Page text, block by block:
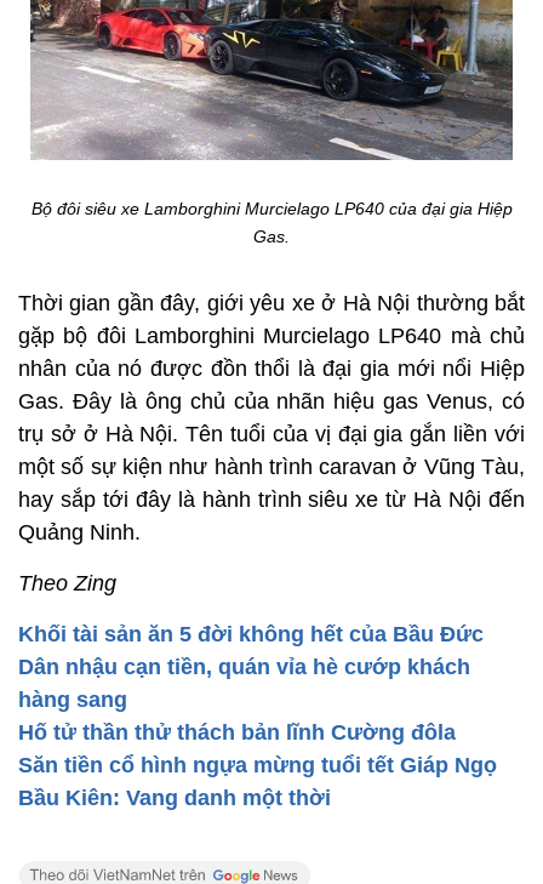
Bộ đôi siêu xe Lamborghini Murcielago LP640 của đại gia Hiệp
Gas.
Thời gian gần đây, giới yêu xe ở Hà Nội thường bắt
gặp bộ đôi Lamborghini Murcielago LP640 mà chủ
nhân của nó được đồn thổi là đại gia mới nổi Hiệp
Gas. Đây là ông chủ của nhãn hiệu gas Venus, có
trụ sở ở Hà Nội. Tên tuổi của vị đại gia gắn liền với
một số sự kiện như hành trình caravan ở Vũng Tàu,
hay sắp tới đây là hành trình siêu xe từ Hà Nội đến
Quảng Ninh.
Theo Zing
Khối tài sản ăn 5 đời không hết của Bầu Đức
Dân nhậu cạn tiền, quán vỉa hè cướp khách
hàng sang
Hố tử thần thử thách bản lĩnh Cường đôla
Săn tiền cổ hình ngựa mừng tuổi tết Giáp Ngọ
Bầu Kiên: Vang danh một thời